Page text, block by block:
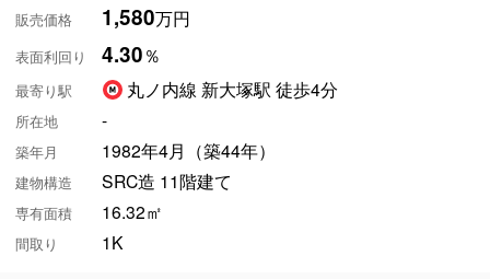
販売価格 1,580万円
表面利回り 4.30％
最寄り駅 丸ノ内線 新大塚駅 徒歩4分
所在地 -
築年月 1982年4月（築44年）
建物構造 SRC造 11階建て
専有面積 16.32㎡
間取り 1K